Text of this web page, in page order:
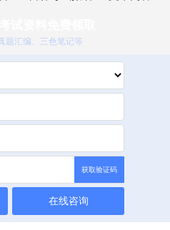
题汇编、三色笔记等
获取验证码
在线咨询